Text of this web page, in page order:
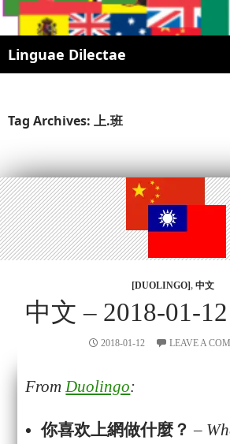
Linguae Dilectae
SKIP
Tag Archives: 上.班
[DUOLINGO], 中文
中文 – 2018-01-12
2018-01-12 LEAVE A
FromDuolingo:
你喜欢上網做什麼？ –